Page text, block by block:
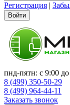
Регистрация |
Войти
пнд-пятн: с 9:00
8 (499) 350-50-29
8 (499) 964-44-11
Заказать звонок